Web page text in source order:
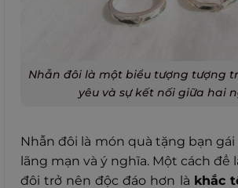
Nhẫn đôi là một biểu tượng tượng
yêu và sự kết nối giữa hai
Nhẫn đôi là món quà tặng bạn
lãng mạn và ý nghĩa. Một cách để
đôi trở nên độc đáo hơn là khắc